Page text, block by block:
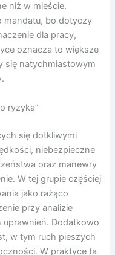
niż w mieście.
mandatu, bo dotyczy
dla pracy,
oznacza to większe
się natychmiastowym
ryzyka”
się dotkliwymi
niebezpieczne
oraz manewry
W tej grupie częściej
jako rażąco
przy analizie
Dodatkowo
w tym ruch pieszych
W praktyce ta